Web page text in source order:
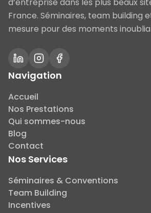
France. Séminaires, team building
mesure pour des moments
Navigation
Accueil
Nos Prestations
Qui sommes-nous
Blog
Contact
Nos Services
Séminaires & Conventions
Team Building
Incentives